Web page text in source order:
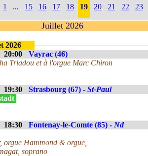
1 ... 15 16 17 18 19 20 21 22 23
Juillet 2026
2026
20:00
Vayrac (46)
Triadou et à l'orgue Marc Chiron
19:30 Strasbourg (67) - St-Paul
18:30 Fontenay-le-Comte (85) - Nd
orgue Hammond & orgue,
soprano